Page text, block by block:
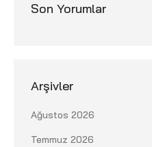
Son Yorumlar
Arşivler
Ağustos 2026
Temmuz 2026